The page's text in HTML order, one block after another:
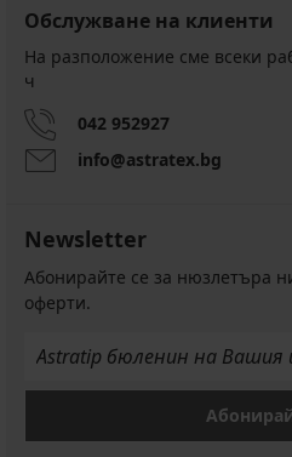
Обслужване на клиенти
На разположение сме всеки
ч
042 952927
info@astratex.bg
Newsletter
Абонирайте се за нюзлетъра
оферти.